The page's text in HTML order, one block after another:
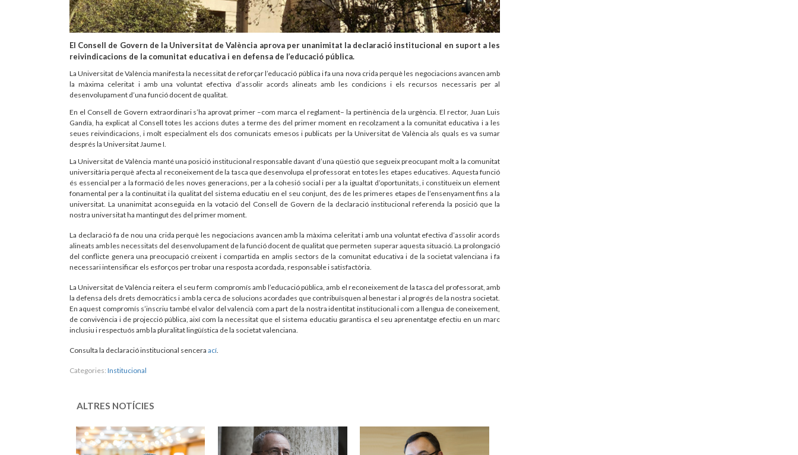
El Consell de Govern de la Universitat de València aprova per unanimitat la declaració institucional en suport a les
reivindicacions de la comunitat educativa i en defensa de l’educació pública.
La Universitat de València manifesta la necessitat de reforçar l’educació pública i fa una nova crida perquè les negociacions avancen amb
la màxima celeritat i amb una voluntat efectiva d’assolir acords alineats amb les condicions i els recursos necessaris per al
desenvolupament d’una funció docent de qualitat.
En el Consell de Govern extraordinari s’ha aprovat primer –com marca el reglament– la pertinència de la urgència. El rector, Juan Luis
Gandía, ha explicat al Consell totes les accions dutes a terme des del primer moment en recolzament a la comunitat educativa i a les
seues reivindicacions, i molt especialment els dos comunicats emesos i publicats per la Universitat de València als quals es va sumar
després la Universitat Jaume I.
La Universitat de València manté una posició institucional responsable davant d’una qüestió que segueix preocupant molt a la comunitat
universitària perquè afecta al reconeixement de la tasca que desenvolupa el professorat en totes les etapes educatives. Aquesta funció
és essencial per a la formació de les noves generacions, per a la cohesió social i per a la igualtat d’oportunitats, i constitueix un element
fonamental per a la continuïtat i la qualitat del sistema educatiu en el seu conjunt, des de les primeres etapes de l’ensenyament fins a la
universitat. La unanimitat aconseguida en la votació del Consell de Govern de la declaració institucional referenda la posició que la
nostra universitat ha mantingut des del primer moment.
La declaració fa de nou una crida perquè les negociacions avancen amb la màxima celeritat i amb una voluntat efectiva d’assolir acords
alineats amb les necessitats del desenvolupament de la funció docent de qualitat que permeten superar aquesta situació. La prolongació
del conflicte genera una preocupació creixent i compartida en amplis sectors de la comunitat educativa i de la societat valenciana i fa
necessari intensificar els esforços per trobar una resposta acordada, responsable i satisfactòria.
La Universitat de València reitera el seu ferm compromís amb l’educació pública, amb el reconeixement de la tasca del professorat, amb
la defensa dels drets democràtics i amb la cerca de solucions acordades que contribuïsquen al benestar i al progrés de la nostra societat.
En aquest compromís s’inscriu també el valor del valencià com a part de la nostra identitat institucional i com a llengua de coneixement,
de convivència i de projecció pública, així com la necessitat que el sistema educatiu garantisca el seu aprenentatge efectiu en un marc
inclusiu i respectuós amb la pluralitat lingüística de la societat valenciana.
Consulta la declaració institucional sencera ací
Categories: Institucional
ALTRES NOTÍCIES